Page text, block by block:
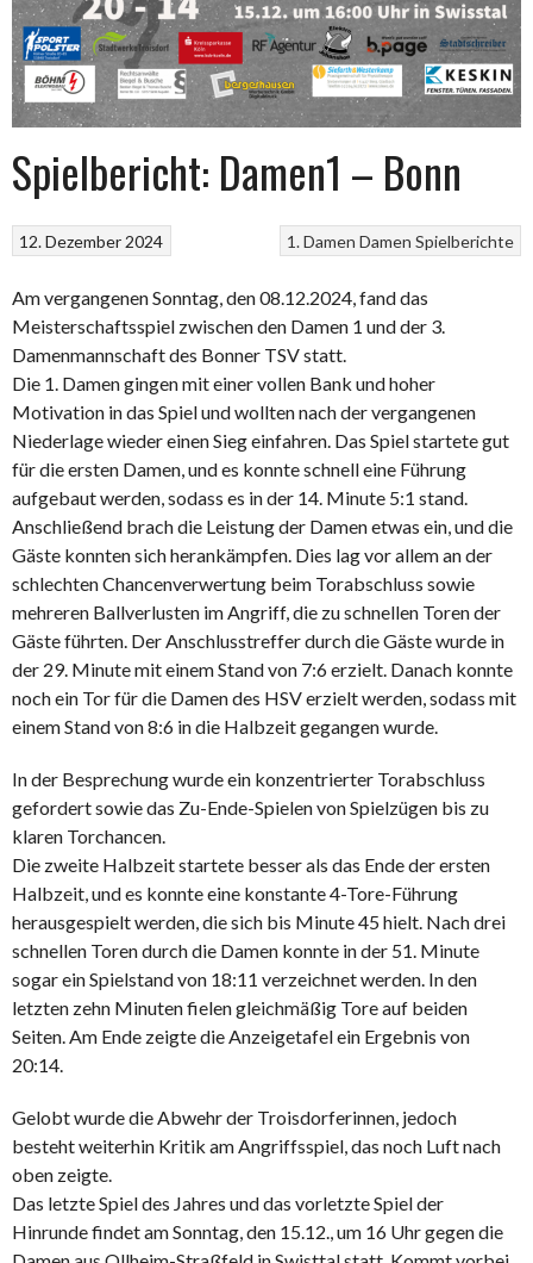
Spielbericht: Damen1 – Bonn
1. Damen Damen Spielberichte
12. Dezember 2024
Am vergangenen Sonntag, den 08.12.2024, fand das
Meisterschaftsspiel zwischen den Damen 1 und der 3.
Damenmannschaft des Bonner TSV statt.
Die 1. Damen gingen mit einer vollen Bank und hoher
Motivation in das Spiel und wollten nach der vergangenen
Niederlage wieder einen Sieg einfahren. Das Spiel startete gut
für die ersten Damen, und es konnte schnell eine Führung
aufgebaut werden, sodass es in der 14. Minute 5:1 stand.
Anschließend brach die Leistung der Damen etwas ein, und die
Gäste konnten sich herankämpfen. Dies lag vor allem an der
schlechten Chancenverwertung beim Torabschluss sowie
mehreren Ballverlusten im Angriff, die zu schnellen Toren der
Gäste führten. Der Anschlusstreffer durch die Gäste wurde in
der 29. Minute mit einem Stand von 7:6 erzielt. Danach konnte
noch ein Tor für die Damen des HSV erzielt werden, sodass mit
einem Stand von 8:6 in die Halbzeit gegangen wurde.
In der Besprechung wurde ein konzentrierter Torabschluss
gefordert sowie das Zu-Ende-Spielen von Spielzügen bis zu
klaren Torchancen.
Die zweite Halbzeit startete besser als das Ende der ersten
Halbzeit, und es konnte eine konstante 4-Tore-Führung
herausgespielt werden, die sich bis Minute 45 hielt. Nach drei
schnellen Toren durch die Damen konnte in der 51. Minute
sogar ein Spielstand von 18:11 verzeichnet werden. In den
letzten zehn Minuten fielen gleichmäßig Tore auf beiden
Seiten. Am Ende zeigte die Anzeigetafel ein Ergebnis von
20:14.
Gelobt wurde die Abwehr der Troisdorferinnen, jedoch
besteht weiterhin Kritik am Angriffsspiel, das noch Luft nach
oben zeigte.
Das letzte Spiel des Jahres und das vorletzte Spiel der
Hinrunde findet am Sonntag, den 15.12., um 16 Uhr gegen die